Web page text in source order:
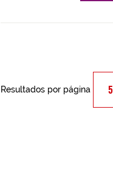
Resultados por página